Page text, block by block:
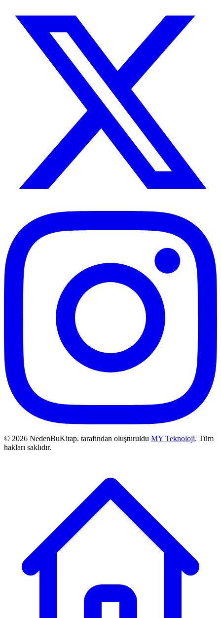
© 2026 NedenBuKitap. tarafından oluşturuldu MY Teknoloji. Tüm
hakları saklıdır.